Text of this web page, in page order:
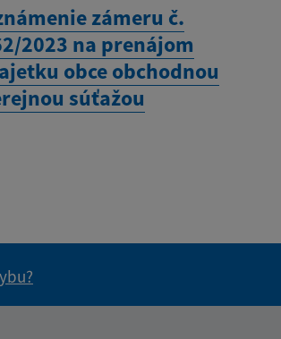
zámeru č.
2023 na prenájom
obce obchodnou
súťažou